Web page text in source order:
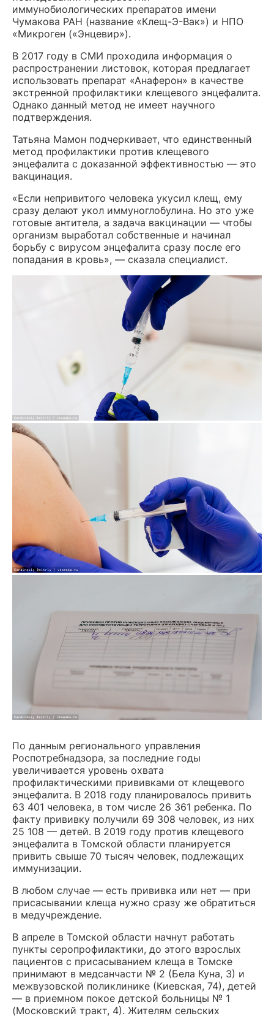
иммунобиологических препаратов имени
Чумакова РАН (название «Клещ-Э-Вак») и НПО
«Микроген («Энцевир»).
В 2017 году в СМИ проходила информация о
распространении листовок, которая предлагает
использовать препарат «Анаферон» в качестве
экстренной профилактики клещевого энцефалита.
Однако данный метод не имеет научного
подтверждения.
Татьяна Мамон подчеркивает, что единственный
метод профилактики против клещевого
энцефалита с доказанной эффективностью — это
вакцинация.
«Если непривитого человека укусил клещ, ему
сразу делают укол иммуноглобулина. Но это уже
готовые антитела, а задача вакцинации — чтобы
организм выработал собственные и начинал
борьбу с вирусом энцефалита сразу после его
попадания в кровь», — сказала специалист.
По данным регионального управления
Роспотребнадзора, за последние годы
увеличивается уровень охвата
профилактическими прививками от клещевого
энцефалита. В 2018 году планировалось привить
63 401 человека, в том числе 26 361 ребенка. По
факту прививку получили 69 308 человек, из них
25 108 — детей. В 2019 году против клещевого
энцефалита в Томской области планируется
привить свыше 70 тысяч человек, подлежащих
иммунизации.
В любом случае — есть прививка или нет — при
присасывании клеща нужно сразу же обратиться
в медучреждение.
В апреле в Томской области начнут работать
пункты серопрофилактики, до этого взрослых
пациентов с присасыванием клеща в Томске
принимают в медсанчасти № 2 (Бела Куна, 3) и
межвузовской поликлинике (Киевская, 74), детей
— в приемном покое детской больницы № 1
(Московский тракт, 4). Жителям сельских